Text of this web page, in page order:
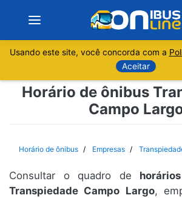
Sobre
Rio de Janeiro
Usando este site, você concorda com a
Aceitar
Horário de ônibus
Campo
Horário de ônibus Empresas
Consultar o quadro de
Transpiedade Campo Largo,